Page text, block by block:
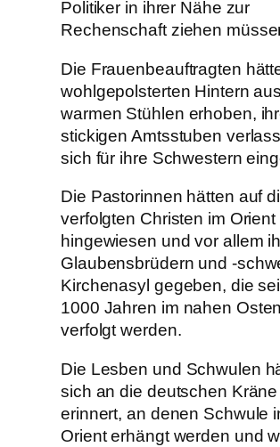
Politiker in ihrer Nähe zur
Rechenschaft ziehen
Die Frauenbeauftragten
wohlgepolsterten Hintern
warmen Stühlen erhoben,
stickigen Amtsstuben
sich für ihre Schwestern
Die Pastorinnen hätten auf
verfolgten Christen im Orient
hingewiesen und vor allem
Glaubensbrüdern und -
Kirchenasyl gegeben, die
1000 Jahren im nahen Osten
verfolgt werden.
Die Lesben und Schwulen
sich an die deutschen Kräne
erinnert, an denen Schwule
Orient erhängt werden und